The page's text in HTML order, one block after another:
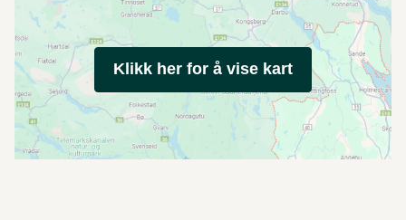
Klikk her for å vise kart